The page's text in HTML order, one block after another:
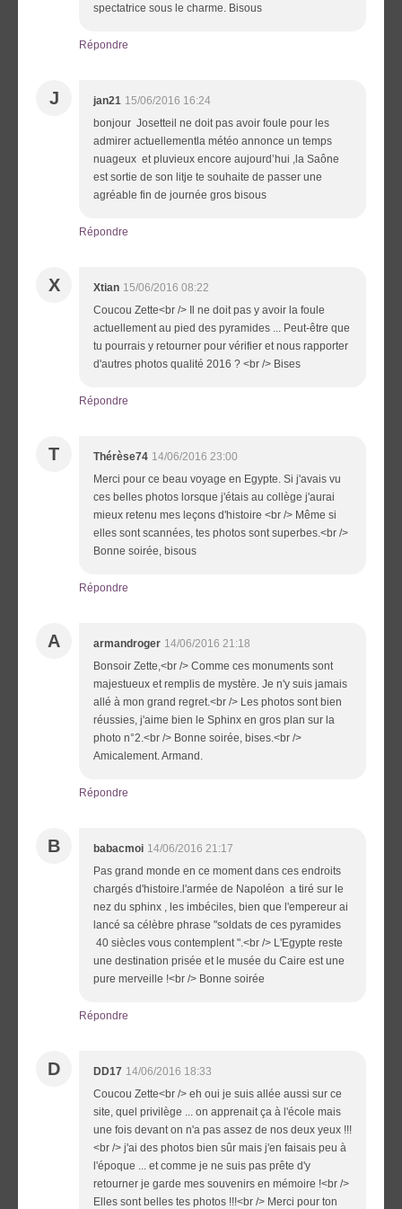
spectatrice sous le charme. Bisous
Répondre
J jan21 15/06/2016 16:24
bonjour Josetteil ne doit pas avoir foule pour les
admirer actuellementla météo annonce un temps
nuageux et pluvieux encore aujourd’hui ,la Saône
est sortie de son litje te souhaite de passer une
agréable fin de journée gros bisous
Répondre
X Xtian 15/06/2016 08:22
Coucou Zette<br /> Il ne doit pas y avoir la foule
actuellement au pied des pyramides ... Peut-être que
tu pourrais y retourner pour vérifier et nous rapporter
d'autres photos qualité 2016 ? <br /> Bises
Répondre
T Thérèse74 14/06/2016 23:00
Merci pour ce beau voyage en Egypte. Si j'avais vu
ces belles photos lorsque j'étais au collège j'aurai
mieux retenu mes leçons d'histoire <br /> Même si
elles sont scannées, tes photos sont superbes.<br />
Bonne soirée, bisous
Répondre
A armandroger 14/06/2016 21:18
Bonsoir Zette,<br /> Comme ces monuments sont
majestueux et remplis de mystère. Je n'y suis jamais
allé à mon grand regret.<br /> Les photos sont bien
réussies, j'aime bien le Sphinx en gros plan sur la
photo n°2.<br /> Bonne soirée, bises.<br />
Amicalement. Armand.
Répondre
B babacmoi 14/06/2016 21:17
Pas grand monde en ce moment dans ces endroits
chargés d'histoire.l'armée de Napoléon a tiré sur le
nez du sphinx , les imbéciles, bien que l'empereur ai
lancé sa célèbre phrase "soldats de ces pyramides
40 siècles vous contemplent ".<br /> L'Egypte reste
une destination prisée et le musée du Caire est une
pure merveille !<br /> Bonne soirée
Répondre
D DD17 14/06/2016 18:33
Coucou Zette<br /> eh oui je suis allée aussi sur ce
site, quel privilège ... on apprenait ça à l'école mais
une fois devant on n'a pas assez de nos deux yeux !!!
<br /> j'ai des photos bien sûr mais j'en faisais peu à
l'époque ... et comme je ne suis pas prête d'y
retourner je garde mes souvenirs en mémoire !<br />
Elles sont belles tes photos !!!<br /> Merci pour ton